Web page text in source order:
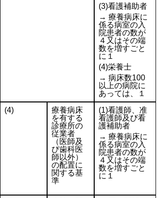
(3)看護補助者
→ 療養病床に
係る病室の入
院患者の数が
４又はその端
数を増すごと
に１
(4)栄養士
→ 病床数100
以上の病院に
あっては、１
(4)
療養病床
を有する
診療所の
従業者
（医師及
び歯科医
師以外）
の配置に
関する基
準
(1)看護師、准
看護師及び看
護補助者
→ 療養病床に
係る病室の入
院患者の数が
４又はその端
数を増すごと
に１